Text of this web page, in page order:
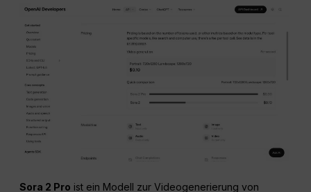
Sora 2 Pro ist ein Modell zur Videogenerierung von